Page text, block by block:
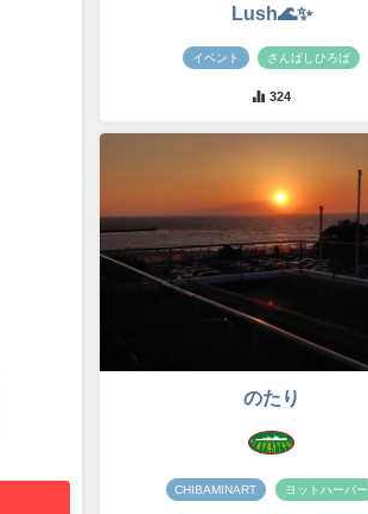
Lush🌊✨
イベント さんばしひろば
324
のたり
CHIBAMINART ヨットハーバー